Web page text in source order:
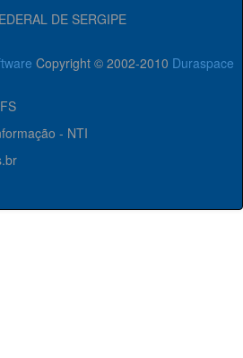
DE SERGIPE
Copyright © 2002-2010 Duraspace
- NTI